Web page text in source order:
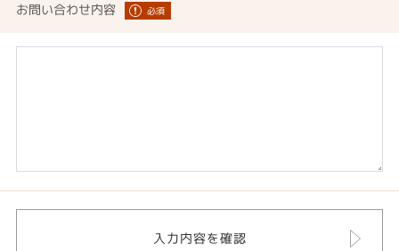
お問い合わせ内容